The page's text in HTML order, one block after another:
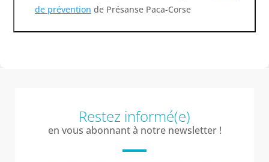
de prévention de Présanse Paca-Corse
Restez informé(e)
en vous abonnant à notre newsletter !